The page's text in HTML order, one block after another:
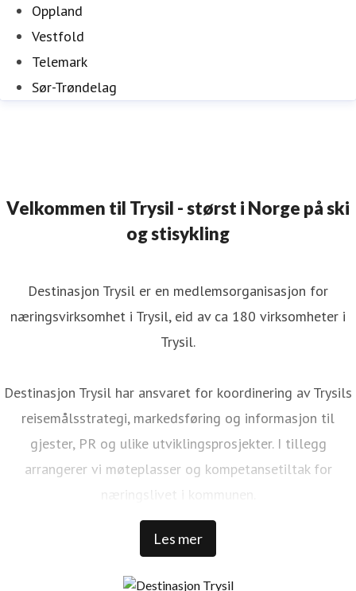
Oppland
Vestfold
Telemark
Sør-Trøndelag
Velkommen til Trysil - størst i Norge på ski
og stisykling
Les mer
Destinasjon Trysil er en medlemsorganisasjon for
næringsvirksomhet i Trysil, eid av ca 180 virksomheter i
Trysil.
Destinasjon Trysil har ansvaret for koordinering av Trysils
reisemålsstrategi, markedsføring og informasjon til
gjester, PR og ulike utviklingsprosjekter. I tillegg
arrangerer vi møteplasser og kompetansetiltak for
næringslivet i kommunen.
Trysil er Norges største ski- og stisykkeldestinasjon. Vi har